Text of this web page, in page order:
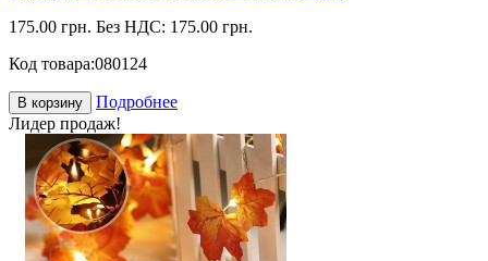
175.00 грн. Без НДС: 175.00 грн.
Код товара:080124
В корзину
Подробнее
Лидер продаж!